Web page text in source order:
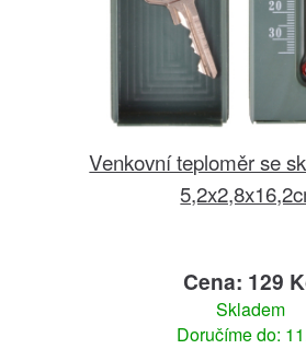
Venkovní teploměr se
Cena: 129
Skladem
Doručíme do: